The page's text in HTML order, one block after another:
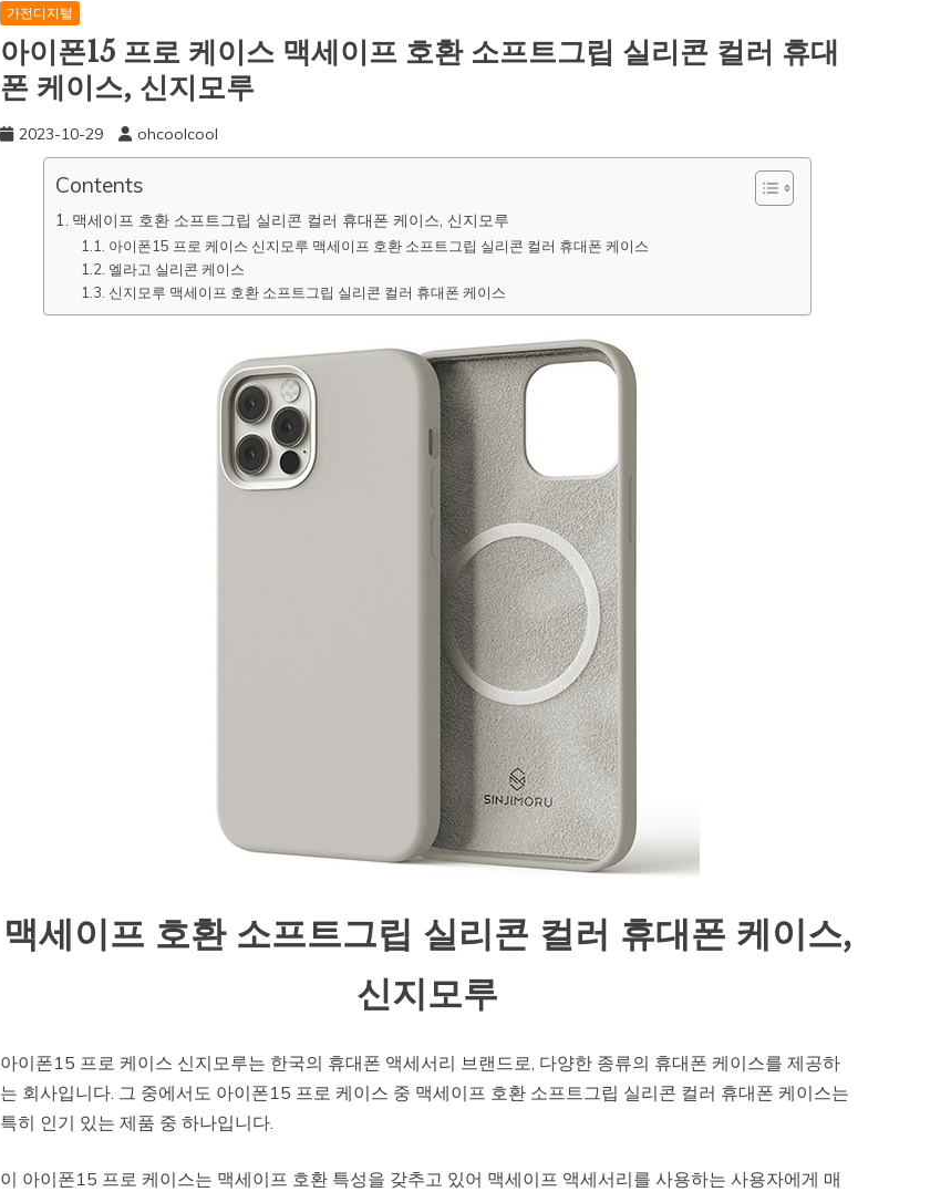
가전디지털
아이폰15 프로 케이스 맥세이프 호환 소프트그립 실리콘 컬러 휴대
폰 케이스, 신지모루
2023-10-29 ohcoolcool
Contents
맥세이프 호환 소프트그립 실리콘 컬러 휴대폰 케이스, 신지모루
아이폰15 프로 케이스 신지모루 맥세이프 호환 소프트그립 실리콘 컬러 휴대폰 케이스
엘라고 실리콘 케이스
신지모루 맥세이프 호환 소프트그립 실리콘 컬러 휴대폰 케이스
맥세이프 호환 소프트그립 실리콘 컬러 휴대폰 케이스,
신지모루
아이폰15 프로 케이스 신지모루는 한국의 휴대폰 액세서리 브랜드로, 다양한 종류의 휴대폰 케이스를 제공하
는 회사입니다. 그 중에서도 아이폰15 프로 케이스 중 맥세이프 호환 소프트그립 실리콘 컬러 휴대폰 케이스는
특히 인기 있는 제품 중 하나입니다.
이 아이폰15 프로 케이스는 맥세이프 호환 특성을 갖추고 있어 맥세이프 액세서리를 사용하는 사용자에게 매